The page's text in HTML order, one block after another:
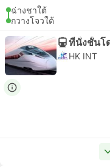
ฉ่างชาใต้
กวางโจวใต้
ที่นั่งชั้นโ
HK INT